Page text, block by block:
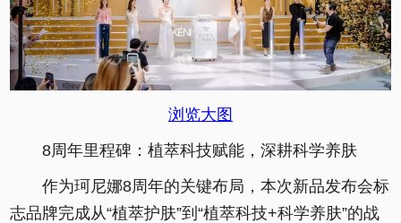
浏览大图
8周年里程碑：植萃科技赋能，深耕科学养肤
作为珂尼娜8周年的关键布局，本次新品发布会标
志品牌完成从“植萃护肤”到“植萃科技+科学养肤”的战